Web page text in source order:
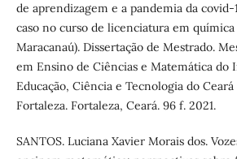
de aprendizagem e a pandemia da covid-
caso no curso de licenciatura em
Maracanaú). Dissertação de Mestrado.
em Ensino de Ciências e Matemática do
Educação, Ciência e Tecnologia do
Fortaleza. Fortaleza, Ceará. 96 f. 2021.
SANTOS. Luciana Xavier Morais dos.